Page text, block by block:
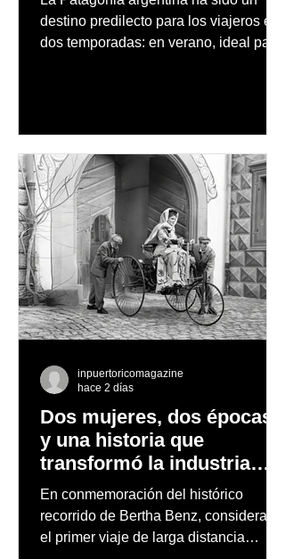
destino predilecto para los viajeros en
dos temporadas: en verano, ideal para
nevados en las montañas
Dos mujeres, dos épocas
y una historia que
transformó la industria
automotriz
En conmemoración del histórico
recorrido de Bertha Benz, considerado
el primer viaje de larga distancia
inpuertoricomagazine
hace 2 días